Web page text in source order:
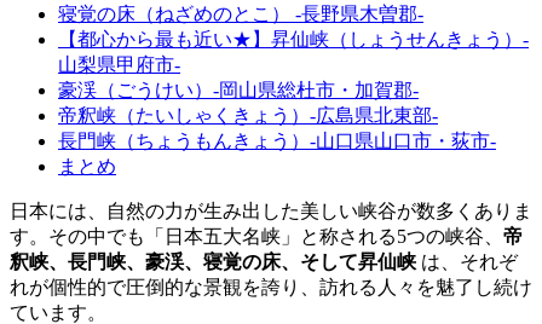
寝覚の床（ねざめのとこ） -長野県木曽郡-
【都心から最も近い★】昇仙峡（しょうせんきょう）-
山梨県甲府市-
豪渓（ごうけい）-岡山県総杜市・加賀郡-
帝釈峡（たいしゃくきょう）-広島県北東部-
長門峡（ちょうもんきょう）-山口県山口市・荻市-
まとめ
日本には、自然の力が生み出した美しい峡谷が数多くありま
す。その中でも「日本五大名峡」と称される5つの峡谷、 帝
釈峡、長門峡、豪渓、寝覚の床、そして昇仙峡 は、それぞ
れが個性的で圧倒的な景観を誇り、訪れる人々を魅了し続け
ています。